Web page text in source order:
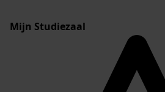
Mijn Studiezaal